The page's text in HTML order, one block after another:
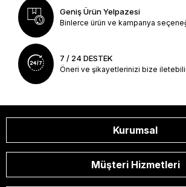
Geniş Ürün Yelpazesi
Binlerce ürün ve kampanya
7 / 24 DESTEK
Öneri ve şikayetlerinizi bize
Kurumsal
Müşteri Hizmetleri